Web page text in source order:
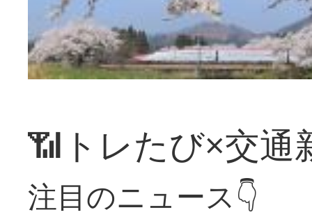
📶トレたび×交通
注目のニュース👇